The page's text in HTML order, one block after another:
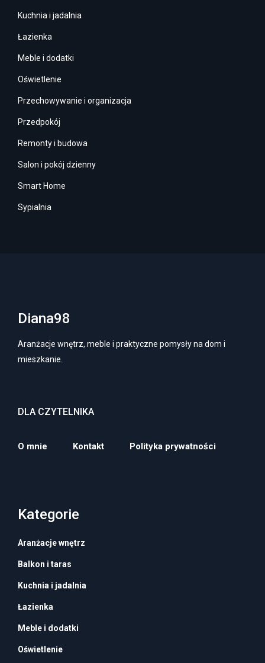
Kuchnia i jadalnia
Łazienka
Meble i dodatki
Oświetlenie
Przechowywanie i organizacja
Przedpokój
Remonty i budowa
Salon i pokój dzienny
Smart Home
Sypialnia
Diana98
Aranżacje wnętrz, meble i praktyczne pomysły na dom i
mieszkanie.
DLA CZYTELNIKA
O mnie Kontakt Polityka prywatności
Kategorie
Aranżacje wnętrz
Balkon i taras
Kuchnia i jadalnia
Łazienka
Meble i dodatki
Oświetlenie